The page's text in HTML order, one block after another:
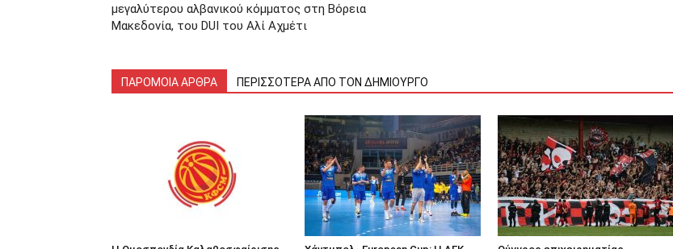
μεγαλύτερου αλβανικού κόμματος στη Βόρεια
Μακεδονία, του DUI του Αλί Αχμέτι
ΠΑΡΟΜΟΙΑ ΑΡΘΡΑ ΠΕΡΙΣΣΟΤΕΡΑ ΑΠΟ ΤΟΝ ΔΗΜΙΟΥΡΓΟ